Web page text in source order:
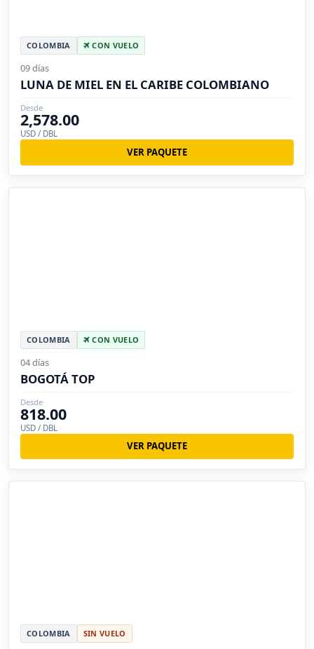
COLOMBIA CON VUELO
09 días
LUNA DE MIEL EN EL CARIBE COLOMBIANO
Desde
2,578.00
USD / DBL
VER PAQUETE
COLOMBIA CON VUELO
04 días
BOGOTÁ TOP
Desde
818.00
USD / DBL
VER PAQUETE
COLOMBIA SIN VUELO